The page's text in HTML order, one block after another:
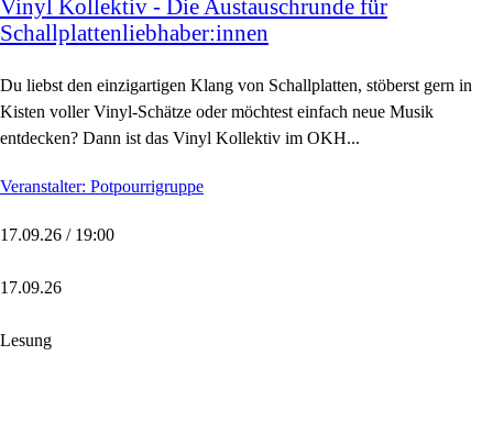
Vinyl Kollektiv - Die Austauschrunde für
Schallplattenliebhaber:innen
Du liebst den einzigartigen Klang von Schallplatten, stöberst gern in
Kisten voller Vinyl-Schätze oder möchtest einfach neue Musik
entdecken? Dann ist das Vinyl Kollektiv im OKH...
Veranstalter: Potpourrigruppe
17.09.26 / 19:00
17.09.26
Lesung